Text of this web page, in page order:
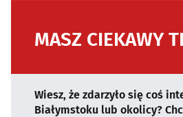
MASZ CIEKAWY
Wiesz, że zdarzyło się coś
Białymstoku lub okolicy?